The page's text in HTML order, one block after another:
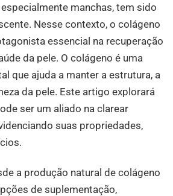
manchas, tem sido
Nesse contexto, o colágeno
essencial na recuperação
da pele. O colágeno é uma
que ajuda a manter a estrutura, a
da pele. Este artigo explorará
ser um aliado na clarear
suas propriedades,
a produção natural de colágeno
de suplementação,